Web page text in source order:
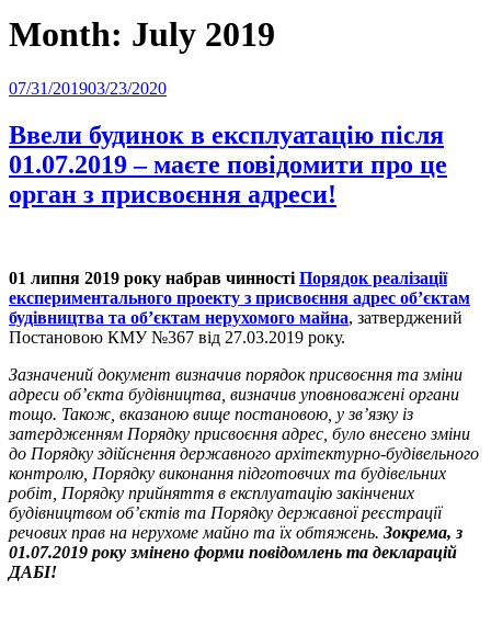
Month: July 2019
Posted
07/31/201903/23/2020
Ввели будинок в експлуатацію після
01.07.2019 – маєте повідомити про це
орган з присвоєння адреси!
01 липня 2019 року набрав чинності Порядок реалізації
експериментального проекту з присвоєння адрес об’єктам
будівництва та об’єктам нерухомого майна, затверджений
Постановою КМУ №367 від 27.03.2019 року.
Зазначений документ визначив порядок присвоєння та зміни
адреси об’єкта будівництва, визначив уповноважені органи
тощо. Також, вказаною вище постановою, у зв’язку із
затердженням Порядку присвоєння адрес, було внесено зміни
до Порядку здійснення державного архітектурно-будівельного
контролю, Порядку виконання підготовчих та будівельних
робіт, Порядку прийняття в експлуатацію закінчених
будівництвом об’єктів та Порядку державної реєстрації
речових прав на нерухоме майно та їх обтяжень. Зокрема, з
01.07.2019 року змінено форми повідомлень та декларацій
ДАБІ!